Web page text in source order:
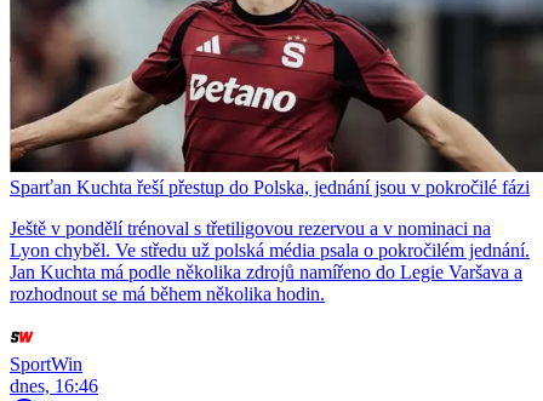
Sparťan Kuchta řeší přestup do Polska, jednání jsou v pokročilé fázi
Ještě v pondělí trénoval s třetiligovou rezervou a v nominaci na
Lyon chyběl. Ve středu už polská média psala o pokročilém jednání.
Jan Kuchta má podle několika zdrojů namířeno do Legie Varšava a
rozhodnout se má během několika hodin.
SportWin
dnes, 16:46